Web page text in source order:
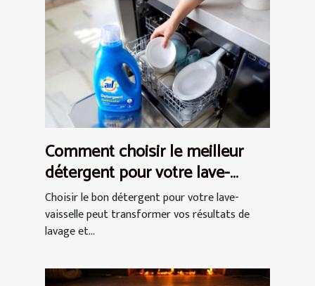
Comment choisir le meilleur
détergent pour votre lave-
vaisselle ?
Choisir le bon détergent pour votre lave-
vaisselle peut transformer vos résultats de
lavage et...